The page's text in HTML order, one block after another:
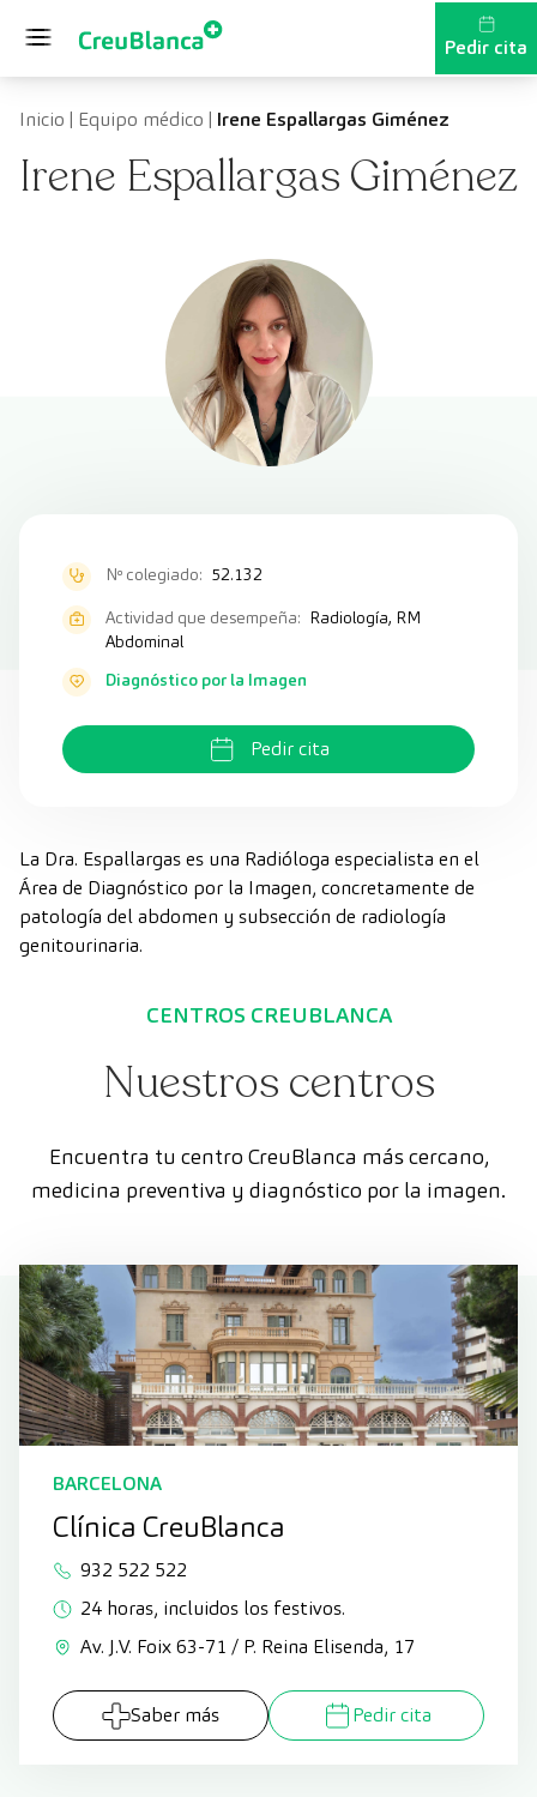
Pedir cita
Inicio | Equipo médico | Irene Espallargas Giménez
Irene Espallargas Giménez
Nº colegiado: 52.132
Actividad que desempeña: Radiología, RM
Abdominal
Diagnóstico por la Imagen
Pedir cita
La Dra. Espallargas es una Radióloga especialista en el
Área de Diagnóstico por la Imagen, concretamente de
patología del abdomen y subsección de radiología
genitourinaria.
CENTROS CREUBLANCA
Nuestros centros
Encuentra tu centro CreuBlanca más cercano,
medicina preventiva y diagnóstico por la imagen.
BARCELONA
Clínica CreuBlanca
932 522 522
24 horas, incluidos los festivos.
Av. J.V. Foix 63-71 / P. Reina Elisenda, 17
Saber más Pedir cita